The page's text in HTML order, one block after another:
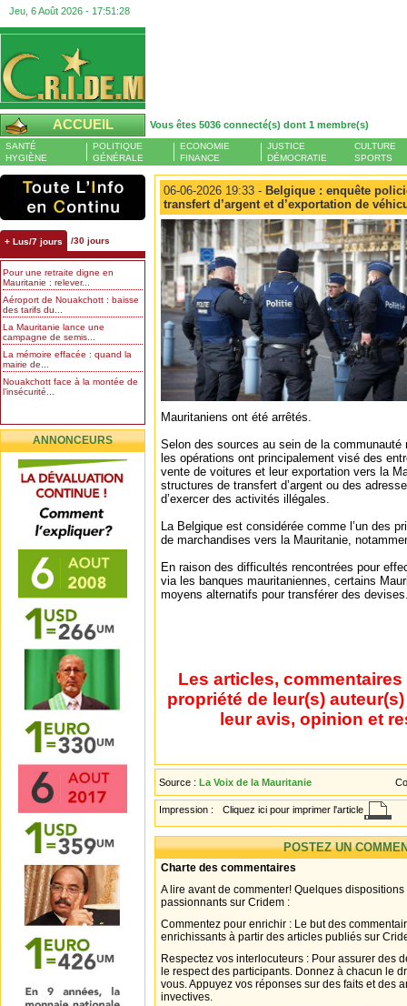
Jeu, 6 Août 2026 - 17:51:29
ACCUEIL Vous êtes 5036 connecté(s) dont 1 membre(s)
SANTÉ
HYGIÈNE
POLITIQUE
GÉNÉRALE
ECONOMIE
FINANCE
JUSTICE
DÉMOCRATIE
CULTURE
SPORTS
+ Lus/7 jours /30 jours
Pour une retraite digne en
Mauritanie : relever...
Aéroport de Nouakchott : baisse
des tarifs du...
La Mauritanie lance une
campagne de semis...
La mémoire effacée : quand la
mairie de...
Nouakchott face à la montée de
l’insécurité...
ANNONCEURS
06-06-2026 19:33 - Belgique : enquête
transfert d’argent et d’exportation de
Mauritaniens ont été arrêtés.
Selon des sources au sein de la communauté
les opérations ont principalement visé des
vente de voitures et leur exportation vers la
structures de transfert d’argent ou des
d’exercer des activités illégales.
La Belgique est considérée comme l’un des
de marchandises vers la Mauritanie,
En raison des difficultés rencontrées pour
via les banques mauritaniennes, certains
moyens alternatifs pour transférer des
Les articles,
propriété de leur(s)
leur avis, opinion et
Source : La Voix de la Mauritanie
Impression : Cliquez ici pour imprimer l'article
POSTEZ UN
Charte des commentaires
A lire avant de commenter! Quelques
passionnants sur Cridem :
Commentez pour enrichir : Le but des
enrichissants à partir des articles publiés sur
Respectez vos interlocuteurs : Pour assurer des
le respect des participants. Donnez à chacun le
vous. Appuyez vos réponses sur des faits et des
invectives.